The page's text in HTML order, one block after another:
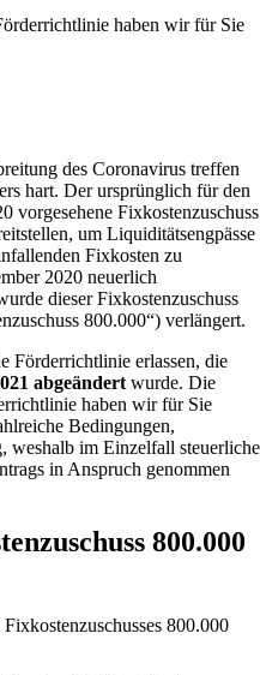
haben wir für Sie
des Coronavirus treffen
hart. Der ursprünglich für den
vorgesehene Fixkostenzuschuss
um Liquiditätsengpässe
Fixkosten zu
2020 neuerlich
dieser Fixkostenzuschuss
800.000“) verlängert.
Förderrichtlinie erlassen, die
abgeändert wurde. Die
haben wir für Sie
Bedingungen,
weshalb im Einzelfall steuerliche
in Anspruch genommen
800.000
800.000